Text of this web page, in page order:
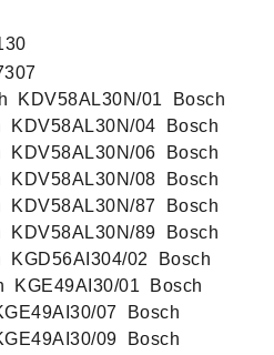
KDV58AL30N/01 ‍ Bosch
KDV58AL30N/04 ‍ Bosch
KDV58AL30N/06 ‍ Bosch
KDV58AL30N/08 ‍ Bosch
KDV58AL30N/87 ‍ Bosch
KDV58AL30N/89 ‍ Bosch
KGD56AI304/02 ‍ Bosch
KGE49AI30/01 ‍ Bosch
07 ‍ Bosch
09 ‍ Bosch